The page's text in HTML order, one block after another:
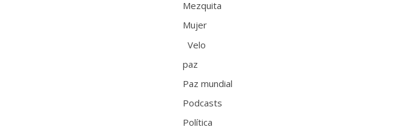
Mezquita
Mujer
Velo
paz
Paz mundial
Podcasts
Política